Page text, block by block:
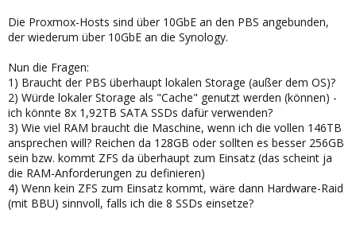
Die Proxmox-Hosts sind über 10GbE an den PBS angebunden,
der wiederum über 10GbE an die Synology.
Nun die Fragen:
1) Braucht der PBS überhaupt lokalen Storage (außer dem OS)?
2) Würde lokaler Storage als "Cache" genutzt werden (können) -
ich könnte 8x 1,92TB SATA SSDs dafür verwenden?
3) Wie viel RAM braucht die Maschine, wenn ich die vollen 146TB
ansprechen will? Reichen da 128GB oder sollten es besser 256GB
sein bzw. kommt ZFS da überhaupt zum Einsatz (das scheint ja
die RAM-Anforderungen zu definieren)
4) Wenn kein ZFS zum Einsatz kommt, wäre dann Hardware-Raid
(mit BBU) sinnvoll, falls ich die 8 SSDs einsetze?